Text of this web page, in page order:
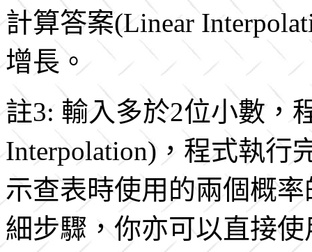
計算答案(Linear
增長。
註3: 輸入多於2位小數，
Interpolation)，程式執行
示查表時使用的兩個概
細步驟，你亦可以直接